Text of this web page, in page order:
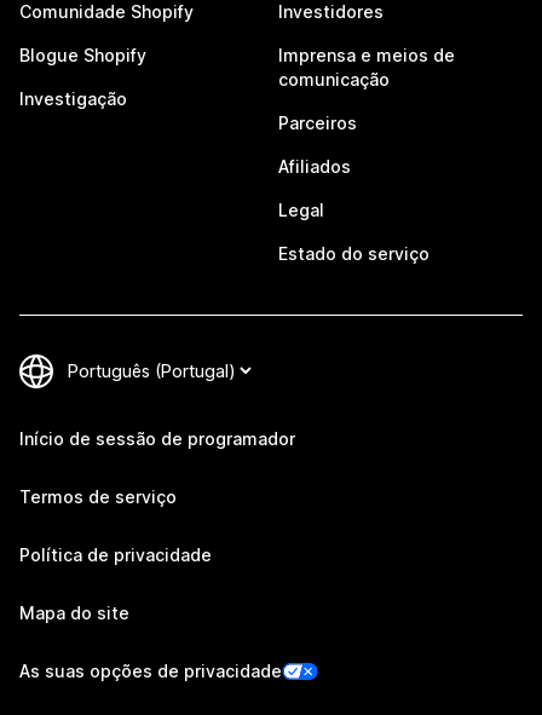
Comunidade Shopify
Blogue Shopify
Investigação
Investidores
Imprensa e meios de
comunicação
Parceiros
Afiliados
Legal
Estado do serviço
Início de sessão de programador
Termos de serviço
Política de privacidade
Mapa do site
As suas opções de privacidade